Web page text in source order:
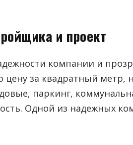
и проект
компании и
цену за квадратный
паркинг,
Одной из надежных